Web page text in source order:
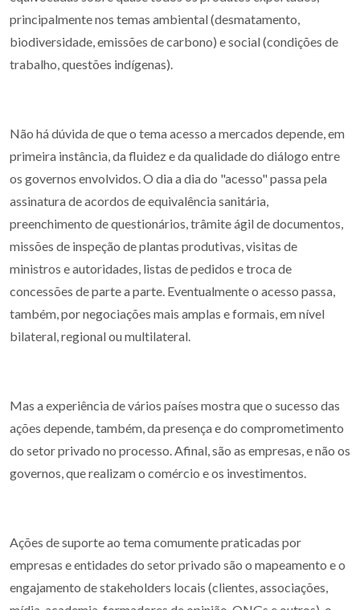
principalmente nos temas ambiental (desmatamento,
biodiversidade, emissões de carbono) e social (condições de
trabalho, questões indígenas).
Não há dúvida de que o tema acesso a mercados depende, em
primeira instância, da fluidez e da qualidade do diálogo entre
os governos envolvidos. O dia a dia do "acesso" passa pela
assinatura de acordos de equivalência sanitária,
preenchimento de questionários, trâmite ágil de documentos,
missões de inspeção de plantas produtivas, visitas de
ministros e autoridades, listas de pedidos e troca de
concessões de parte a parte. Eventualmente o acesso passa,
também, por negociações mais amplas e formais, em nível
bilateral, regional ou multilateral.
Mas a experiência de vários países mostra que o sucesso das
ações depende, também, da presença e do comprometimento
do setor privado no processo. Afinal, são as empresas, e não os
governos, que realizam o comércio e os investimentos.
Ações de suporte ao tema comumente praticadas por
empresas e entidades do setor privado são o mapeamento e o
engajamento de stakeholders locais (clientes, associações,